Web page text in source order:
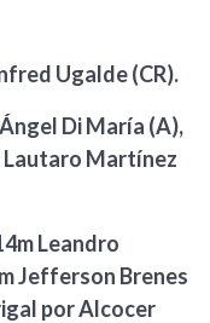
Ugalde (CR).
Di María (A),
Lautaro Martínez
Leandro
Jefferson Brenes
por Alcocer